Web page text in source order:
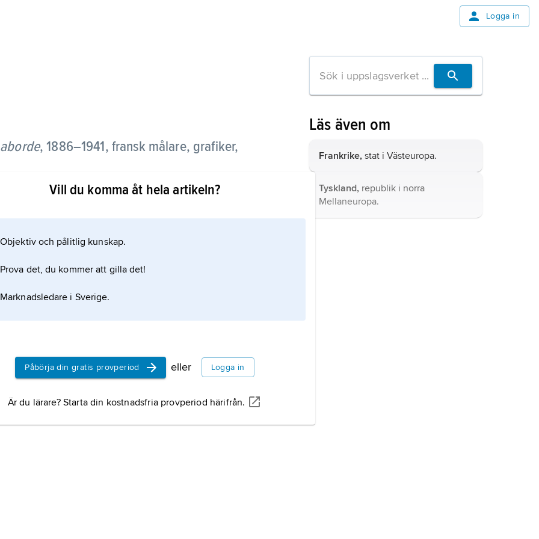
Logga in
, 1886–1941, fransk målare, grafiker,
med frän realism, intellektuell skärpa,
ett femtiotal böcker, i en del fall med
”Éloge de la folie”, Émile Zolas ”Nana” och
Vill du komma åt hela artikeln?
Objektiv och pålitlig kunskap.
Prova det, du kommer att gilla det!
Marknadsledare i Sverige.
Påbörja din gratis provperiod eller Logga in
Är du lärare? Starta din kostnadsfria provperiod härifrån.
Läs även om
Frankrike, stat i Västeuropa.
Tyskland, republik i norra
Mellaneuropa.